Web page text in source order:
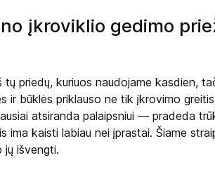
įkroviklio gedimo
priedų, kuriuos naudojame kasdien,
ir būklės priklauso ne tik įkrovimo
atsiranda palaipsniui — pradeda
ima kaisti labiau nei įprastai. Šiame
jų išvengti.